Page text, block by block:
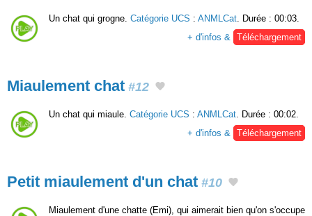
Un chat qui grogne. Catégorie UCS : ANMLCat. Durée : 00:03.
+ d'infos & Téléchargement
Miaulement chat #12
Un chat qui miaule. Catégorie UCS : ANMLCat. Durée : 00:02.
+ d'infos & Téléchargement
Petit miaulement d'un chat #10
Miaulement d'une chatte (Emi), qui aimerait bien qu'on s'occupe